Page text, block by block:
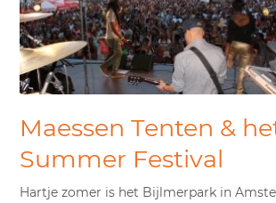
Maessen Tenten &
Summer Festival
Hartje zomer is het Bijlmerpark in